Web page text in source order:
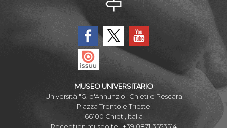
MUSEO UNIVERSITARIO
Università "G. d'Annunzio" Chieti e Pescara
Piazza Trento e Trieste
66100 Chieti, Italia
Reception museo tel. +39 0871 3553514